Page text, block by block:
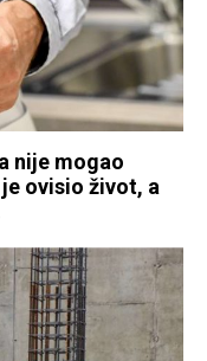
nije mogao
ovisio život, a